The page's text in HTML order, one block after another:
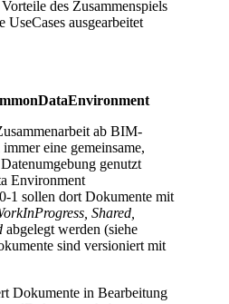
des Zusammenspiels
UseCases ausgearbeitet
ab BIM-
eine gemeinsame,
genutzt
Environment
1 sollen dort Dokumente mit
Shared,
abgelegt werden (siehe
sind versioniert mit
Dokumente in Bearbeitung